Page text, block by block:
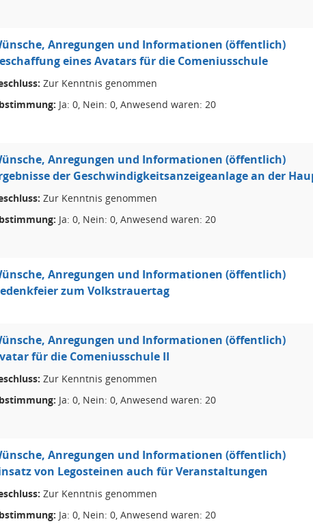
Anregungen und Informationen (öffentlich)
eines Avatars für die Comeniusschule
Zur Kenntnis genommen
Ja: 0, Nein: 0, Anwesend waren: 20
Anregungen und Informationen (öffentlich)
der Geschwindigkeitsanzeigeanlage an der
Zur Kenntnis genommen
Ja: 0, Nein: 0, Anwesend waren: 20
Anregungen und Informationen (öffentlich)
zum Volkstrauertag
Anregungen und Informationen (öffentlich)
für die Comeniusschule II
Zur Kenntnis genommen
Ja: 0, Nein: 0, Anwesend waren: 20
Anregungen und Informationen (öffentlich)
von Legosteinen auch für Veranstaltungen
Zur Kenntnis genommen
Ja: 0, Nein: 0, Anwesend waren: 20